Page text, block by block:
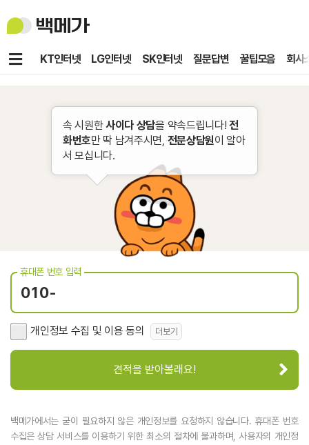
백
메
KT인터넷 LG인터넷 SK인터넷 질문답변 꿀팁모음 회사
메
속 시원한사이다 상담을 약속드립니다! 전
화번호만 딱 남겨주시면, 전문상담원이 알아
서 모십니다.
휴대폰 번호 입력
개인정보 수집 및 이용 동의 더보기
견적을 받아볼래요!
백메가에서는 굳이 필요하지 않은 개인정보를 요청하지 않습니다. 휴대폰 번호
수집은 상담 서비스를 이용하기 위한 최소의 절차에 불과하며, 사용자의 개인정